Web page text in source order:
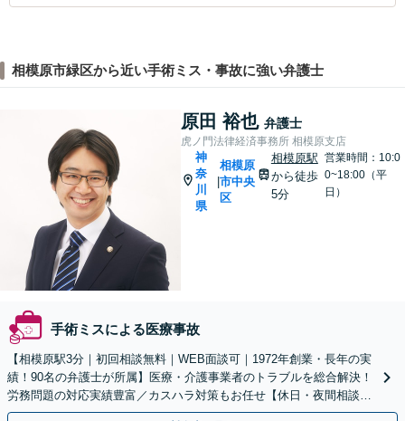
相模原市緑区から近い手術ミス・事故に強い弁護士
原田 裕也 弁護士
虎ノ門法律経済事務所 相模原支店
神
奈
川
県
相模原
市中央
区
相模原駅
から徒歩
5分
営業時間：10:0
0~18:00（平
日）
手術ミスによる医療事故
【相模原駅3分｜初回相談無料｜WEB面談可｜1972年創業・長年の実
績！90名の弁護士が所属】医療・介護事業者のトラブルを総合解決！
労務問題の対応実績豊富／カスハラ対策もお任せ【休日・夜間相談可
／忙しい方にも安心の柔軟なサポート体制】